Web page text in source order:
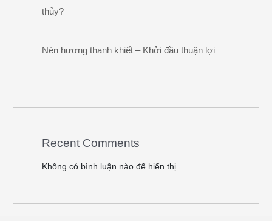
thủy?
Nén hương thanh khiết – Khởi đầu thuận lợi
Recent Comments
Không có bình luận nào để hiển thị.